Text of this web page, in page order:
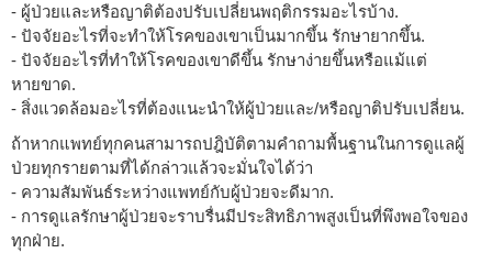
- ผู้ป่วยและหรือญาติต้องปรับเปลี่ยนพฤติกรรมอะไรบ้าง.
- ปัจจัยอะไรที่จะทำให้โรคของเขาเป็นมากขึ้น รักษายากขึ้น.
- ปัจจัยอะไรที่ทำให้โรคของเขาดีขึ้น รักษาง่ายขึ้นหรือแม้แต่
หายขาด.
- สิ่งแวดล้อมอะไรที่ต้องแนะนำให้ผู้ป่วยและ/หรือญาติปรับเปลี่ยน.
ถ้าหากแพทย์ทุกคนสามารถปฎิบัติตามคำถามพื้นฐานในการดูแลผู้
ป่วยทุกรายตามที่ได้กล่าวแล้วจะมั่นใจได้ว่า
- ความสัมพันธ์ระหว่างแพทย์กับผู้ป่วยจะดีมาก.
- การดูแลรักษาผู้ป่วยจะราบรื่นมีประสิทธิภาพสูงเป็นที่พึงพอใจของ
ทุกฝ่าย.